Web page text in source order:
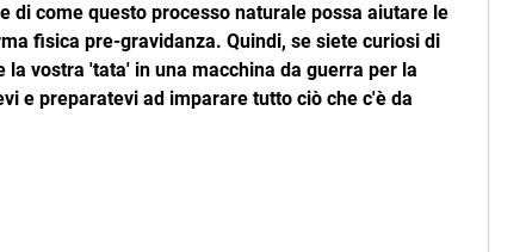
di come questo processo naturale possa aiutare le
fisica pre-gravidanza. Quindi, se siete curiosi di
vostra 'tata' in una macchina da guerra per la
e preparatevi ad imparare tutto ciò che c'è da